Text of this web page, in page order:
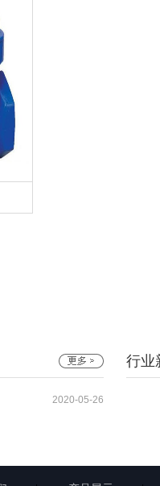
2020-05-26
行业